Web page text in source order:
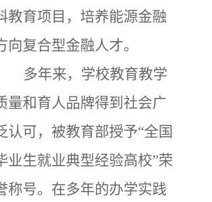
教育项目，培养能源金融
向复合型金融人才。
多年来，学校教育教学
量和育人品牌得到社会广
认可，被教育部授予“全国
业生就业典型经验高校”荣
称号。在多年的办学实践